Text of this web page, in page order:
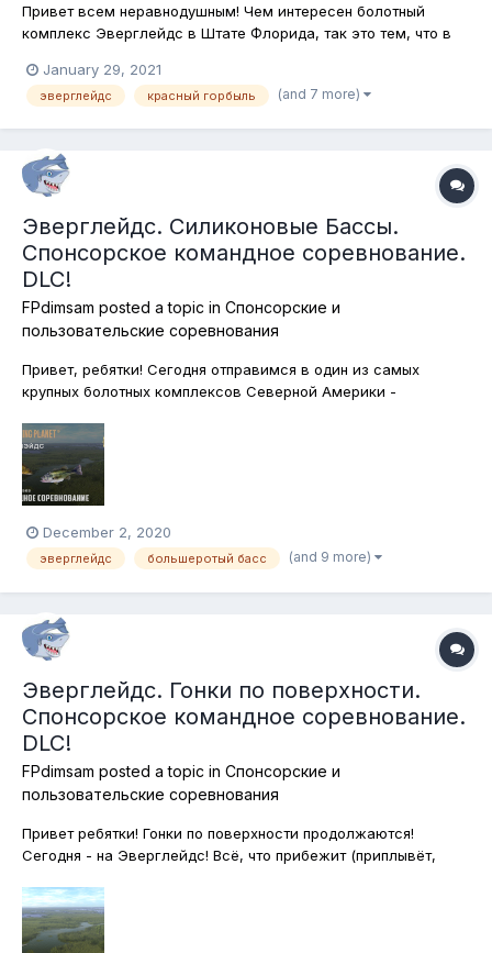
Привет всем неравнодушным! Чем интересен болотный
комплекс Эверглейдс в Штате Флорида, так это тем, что в
зоны, в которых обитают соответствующие виды рыб. И
сегодня у нас в программе солёная вода. А точнее, один из
January 29, 2021
эверглейдс красный горбыль (and 7 more)
Эверглейдс. Силиконовые Бассы.
Спонсорское командное соревнование.
DLC!
FPdimsam posted a topic in Спонсорские и
пользовательские соревнования
Привет, ребятки! Сегодня отправимся в один из самых
крупных болотных комплексов Северной Америки -
исключительно на силиконовые приманки! Обращаю ваше
снимание на то, что можно использовать силиконовые
приманки в сочентании с басс-джигами,...
December 2, 2020
эверглейдс большеротый басс (and 9 more)
Эверглейдс. Гонки по поверхности.
Спонсорское командное соревнование.
DLC!
FPdimsam posted a topic in Спонсорские и
пользовательские соревнования
Привет ребятки! Гонки по поверхности продолжаются!
Сегодня - на Эверглейдс! Всё, что прибежит (приплывёт,
лягушки) - всё пойдёт в зачёт! Запасайтеь поверхностными
приманками - и во Флориду! Подставки традиционно
использовать нельзя! Кажды...